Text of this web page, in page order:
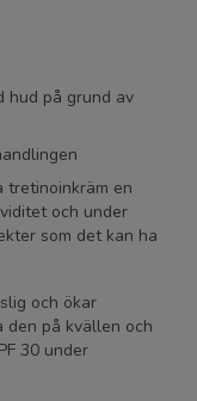
hud på grund av
tretinoinkräm en
och under
som det kan ha
och ökar
på kvällen och
30 under